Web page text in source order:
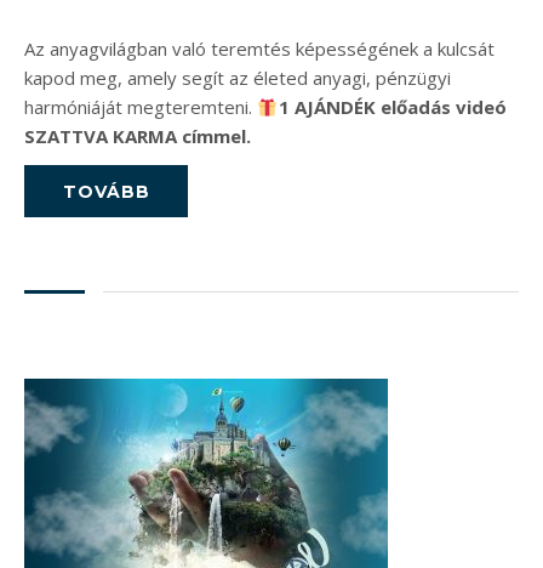
Az anyagvilágban való teremtés képességének a kulcsát
kapod meg, amely segít az életed anyagi, pénzügyi
harmóniáját megteremteni.
1 AJÁNDÉK előadás videó
SZATTVA KARMA címmel.
TOVÁBB